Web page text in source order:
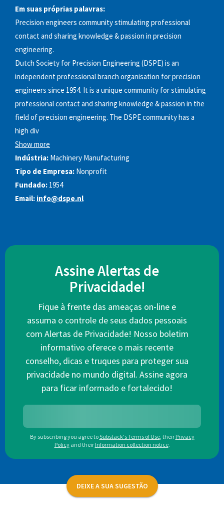
Em suas próprias palavras:
Precision engineers community stimulating professional
contact and sharing knowledge & passion in precision
engineering.
Dutch Society for Precision Engineering (DSPE) is an
independent professional branch organisation for precision
engineers since 1954. It is a unique community for stimulating
professional contact and sharing knowledge & passion in the
field of precision engineering. The DSPE community has a
high div
Show more
Indústria: Machinery Manufacturing
Tipo de Empresa: Nonprofit
Fundado: 1954
Email: info@dspe.nl
Assine Alertas de
Privacidade!
Fique à frente das ameaças on-line e
assuma o controle de seus dados pessoais
com Alertas de Privacidade! Nosso boletim
informativo oferece o mais recente
conselho, dicas e truques para proteger sua
privacidade no mundo digital. Assine agora
para ficar informado e fortalecido!
By subscribing you agree toSubstack's Terms of Use, their Privacy
Policy and their Information collection notice.
DEIXE A SUA SUGESTÃO